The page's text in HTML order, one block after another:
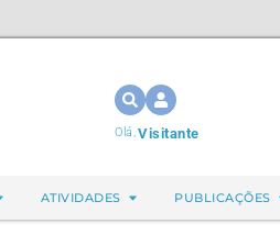
Olá,Visitante
ATIVIDADES PUBLICAÇÕES